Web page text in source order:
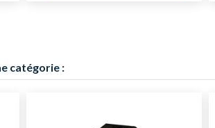
catégorie :